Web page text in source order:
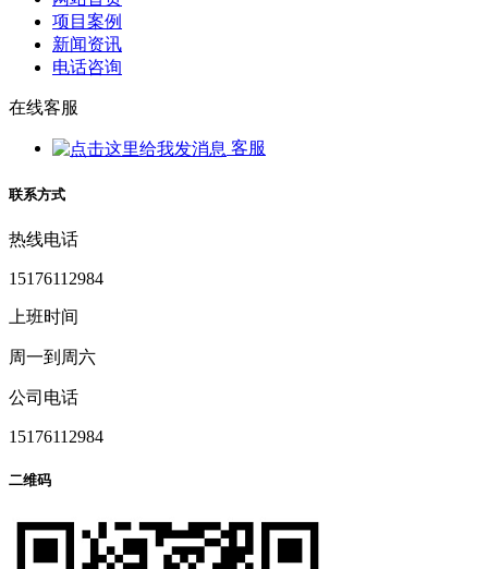
项目案例
新闻资讯
电话咨询
在线客服
客服
联系方式
热线电话
15176112984
上班时间
周一到周六
公司电话
15176112984
二维码